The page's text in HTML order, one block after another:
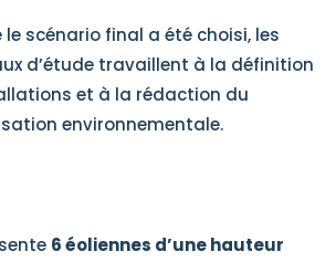
scénario final a été choisi, les
d’étude travaillent à la définition
et à la rédaction du
environnementale.
6 éoliennes d’une hauteur